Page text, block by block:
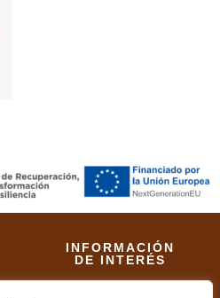
INFORMACIÓN
DE INTERÉS